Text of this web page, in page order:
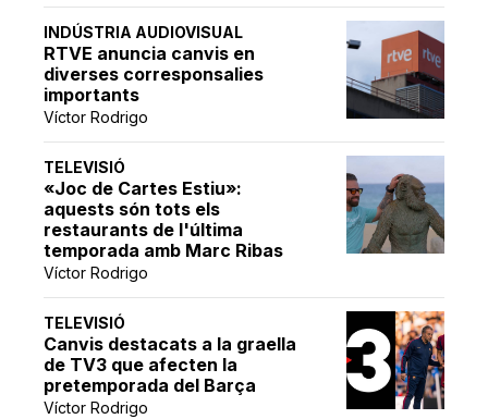
INDÚSTRIA AUDIOVISUAL
RTVE anuncia canvis en
diverses corresponsalies
importants
Víctor Rodrigo
TELEVISIÓ
«Joc de Cartes Estiu»:
aquests són tots els
restaurants de l'última
temporada amb Marc Ribas
Víctor Rodrigo
TELEVISIÓ
Canvis destacats a la graella
de TV3 que afecten la
pretemporada del Barça
Víctor Rodrigo